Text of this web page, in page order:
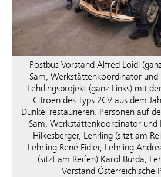
Postbus-Vorstand Alfred Loidl
Sam, Werkstättenkoordinator und
Lehrlingsprojekt (ganz Links) mit
Citroën des Typs 2CV aus dem
Dunkel restaurieren. Personen auf
Sam, Werkstättenkoordinator und
Hilkesberger, Lehrling (sitzt am
Lehrling René Fidler, Lehrling
(sitzt am Reifen) Karol Burda,
Vorstand Österreichische